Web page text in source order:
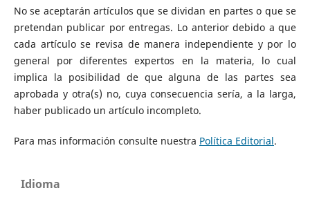
No se aceptarán artículos que se dividan en partes o que se
pretendan publicar por entregas. Lo anterior debido a que
cada artículo se revisa de manera independiente y por lo
general por diferentes expertos en la materia, lo cual
implica la posibilidad de que alguna de las partes sea
aprobada y otra(s) no, cuya consecuencia sería, a la larga,
haber publicado un artículo incompleto.
Para mas información consulte nuestra Política Editorial.
Idioma